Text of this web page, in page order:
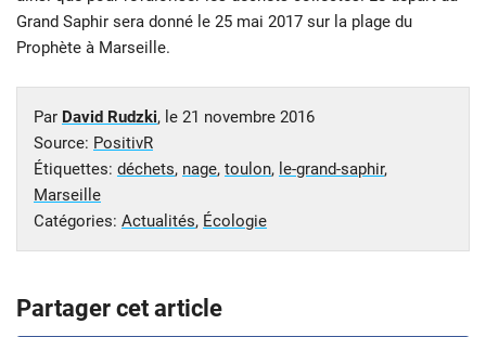
Grand Saphir sera donné le 25 mai 2017 sur la plage du
Prophète à Marseille.
Par David Rudzki, le 21 novembre 2016
Source: PositivR
Étiquettes: déchets, nage, toulon, le-grand-saphir,
Marseille
Catégories: Actualités, Écologie
Partager cet article